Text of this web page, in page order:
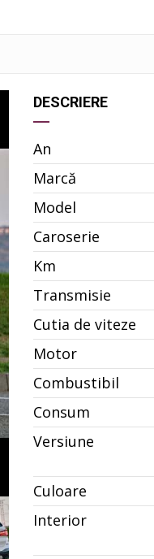
DESCRIERE
An
Marcă
Model
Caroserie
Km
Transmisie
Cutia de viteze
Motor
Combustibil
Consum
Versiune
Culoare
Interior